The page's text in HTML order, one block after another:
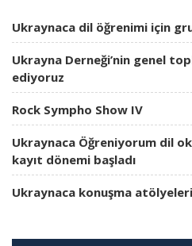
Ukraynaca dil öğrenimi için
Ukrayna Derneği’nin genel
ediyoruz
Rock Sympho Show IV
Ukraynaca Öğreniyorum dil
kayıt dönemi başladı
Ukraynaca konuşma